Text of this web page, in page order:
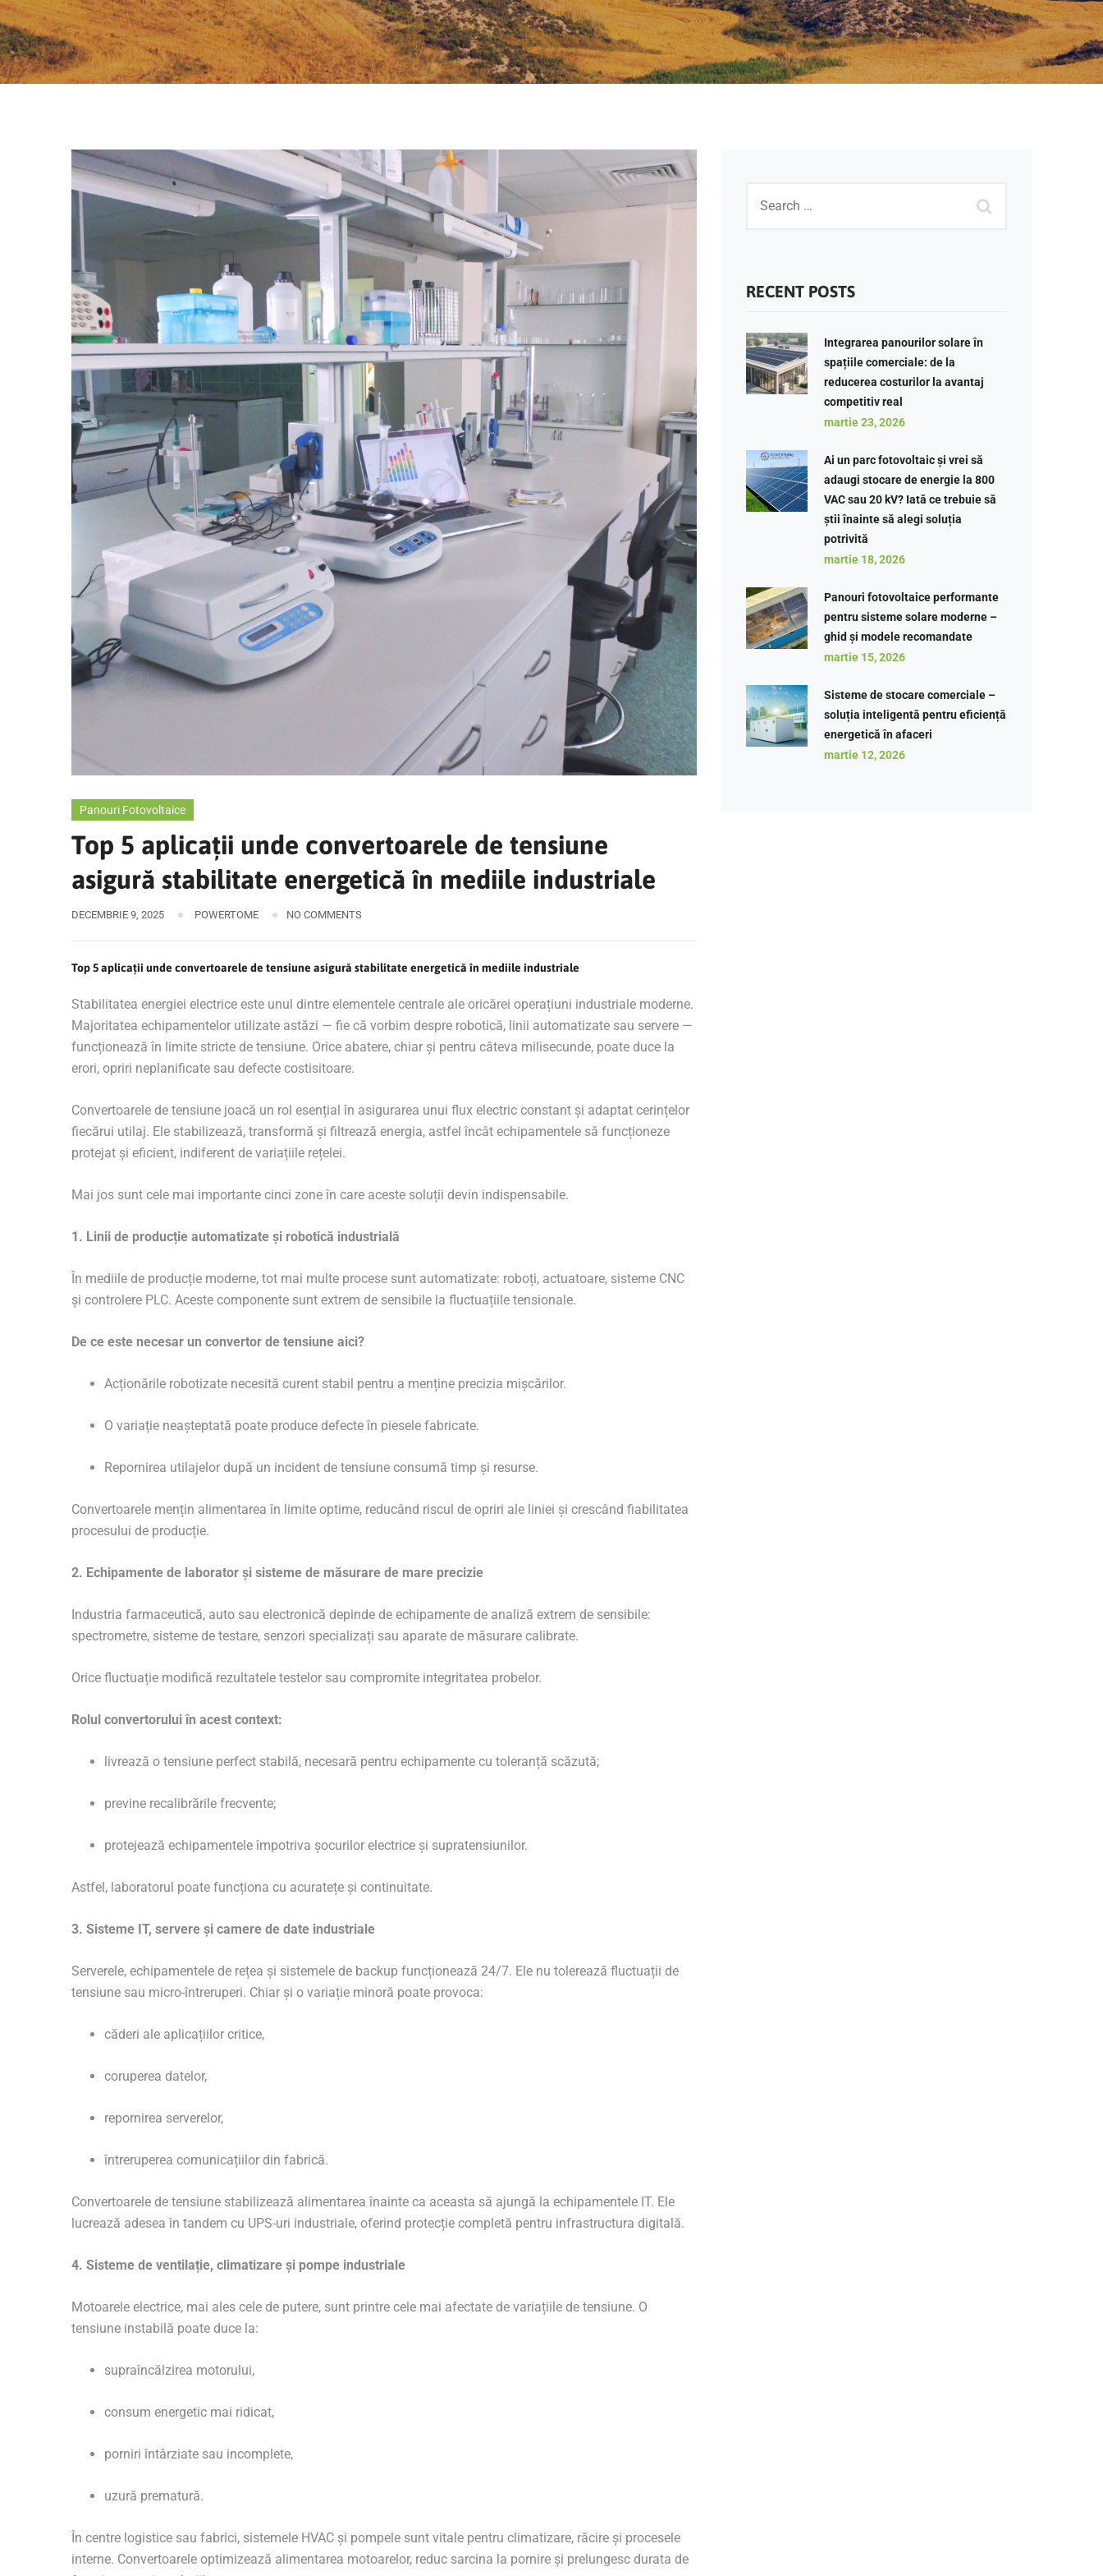
Panouri Fotovoltaice
Top 5 aplicații unde convertoarele de tensiune
asigură stabilitate energetică în mediile industriale
DECEMBRIE 9, 2025 POWERTOME NO COMMENTS
Top 5 aplicații unde convertoarele de tensiune asigură stabilitate energetică în mediile industriale
Stabilitatea energiei electrice este unul dintre elementele centrale ale oricărei operațiuni industriale moderne.
Majoritatea echipamentelor utilizate astăzi — fie că vorbim despre robotică, linii automatizate sau servere —
funcționează în limite stricte de tensiune. Orice abatere, chiar și pentru câteva milisecunde, poate duce la
erori, opriri neplanificate sau defecte costisitoare.
Convertoarele de tensiune joacă un rol esențial în asigurarea unui flux electric constant și adaptat cerințelor
fiecărui utilaj. Ele stabilizează, transformă și filtrează energia, astfel încât echipamentele să funcționeze
protejat și eficient, indiferent de variațiile rețelei.
Mai jos sunt cele mai importante cinci zone în care aceste soluții devin indispensabile.
1. Linii de producție automatizate și robotică industrială
În mediile de producție moderne, tot mai multe procese sunt automatizate: roboți, actuatoare, sisteme CNC
și controlere PLC. Aceste componente sunt extrem de sensibile la fluctuațiile tensionale.
De ce este necesar un convertor de tensiune aici?
Acționările robotizate necesită curent stabil pentru a menține precizia mișcărilor.
O variație neașteptată poate produce defecte în piesele fabricate.
Repornirea utilajelor după un incident de tensiune consumă timp și resurse.
Convertoarele mențin alimentarea în limite optime, reducând riscul de opriri ale liniei și crescând fiabilitatea
procesului de producție.
2. Echipamente de laborator și sisteme de măsurare de mare precizie
Industria farmaceutică, auto sau electronică depinde de echipamente de analiză extrem de sensibile:
spectrometre, sisteme de testare, senzori specializați sau aparate de măsurare calibrate.
Orice fluctuație modifică rezultatele testelor sau compromite integritatea probelor.
Rolul convertorului în acest context:
livrează o tensiune perfect stabilă, necesară pentru echipamente cu toleranță scăzută;
previne recalibrările frecvente;
protejează echipamentele împotriva șocurilor electrice și supratensiunilor.
Astfel, laboratorul poate funcționa cu acuratețe și continuitate.
3. Sisteme IT, servere și camere de date industriale
Serverele, echipamentele de rețea și sistemele de backup funcționează 24/7. Ele nu tolerează fluctuații de
tensiune sau micro-întreruperi. Chiar și o variație minoră poate provoca:
căderi ale aplicațiilor critice,
coruperea datelor,
repornirea serverelor,
întreruperea comunicațiilor din fabrică.
Convertoarele de tensiune stabilizează alimentarea înainte ca aceasta să ajungă la echipamentele IT. Ele
lucrează adesea în tandem cu UPS-uri industriale, oferind protecție completă pentru infrastructura digitală.
4. Sisteme de ventilație, climatizare și pompe industriale
Motoarele electrice, mai ales cele de putere, sunt printre cele mai afectate de variațiile de tensiune. O
tensiune instabilă poate duce la:
supraîncălzirea motorului,
consum energetic mai ridicat,
porniri întârziate sau incomplete,
uzură prematură.
În centre logistice sau fabrici, sistemele HVAC și pompele sunt vitale pentru climatizare, răcire și procesele
interne. Convertoarele optimizează alimentarea motoarelor, reduc sarcina la pornire și prelungesc durata de
RECENT POSTS
Integrarea panourilor solare în
spațiile comerciale: de la
reducerea costurilor la avantaj
competitiv real
martie 23, 2026
Ai un parc fotovoltaic și vrei să
adaugi stocare de energie la 800
VAC sau 20 kV? Iată ce trebuie să
știi înainte să alegi soluția
potrivită
martie 18, 2026
Panouri fotovoltaice performante
pentru sisteme solare moderne –
ghid și modele recomandate
martie 15, 2026
Sisteme de stocare comerciale –
soluția inteligentă pentru eficiență
energetică în afaceri
martie 12, 2026